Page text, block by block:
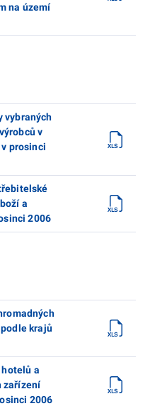
na území
vybraných
v
prosinci
a
2006
krajů
hotelů a
zařízení
2006